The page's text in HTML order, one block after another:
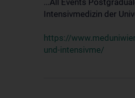
...All Events
Intensivmedizin der
https://
und-intensivme/